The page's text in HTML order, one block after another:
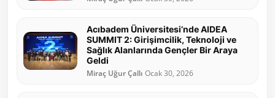
Acıbadem Üniversitesi’nde AIDEA
SUMMIT 2: Girişimcilik, Teknoloji ve
Sağlık Alanlarında Gençler Bir Araya
Geldi
Miraç Uğur Çallı Ocak 30, 2026